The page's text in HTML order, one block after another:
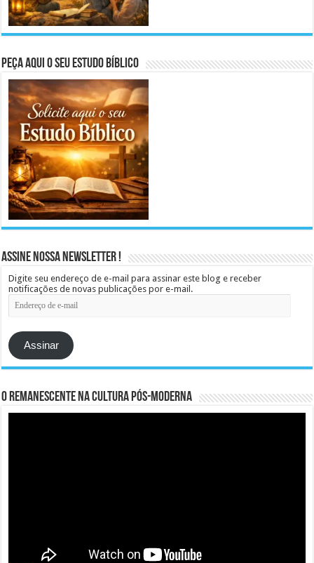
Peça aqui o seu Estudo Bíblico
Assine Nossa Newsletter !
Digite seu endereço de e-mail para assinar este blog e receber
notificações de novas publicações por e-mail.
Endereço
de
mail
Assinar
O remanescente na cultura pós-moderna